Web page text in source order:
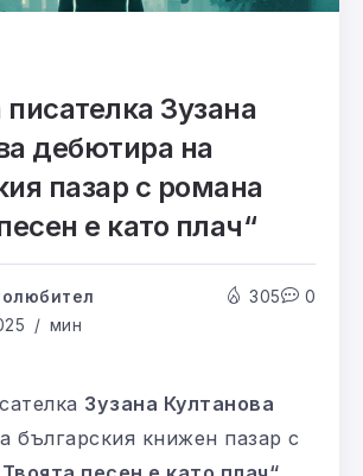
Зузана
дебютира на
пазар с романа
е като плач“
мин
305 0
Зузана Култанова
българския книжен пазар с